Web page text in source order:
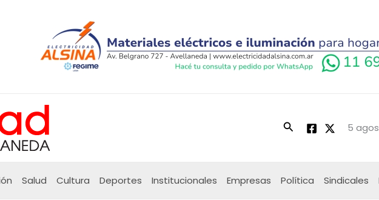
Buscar 5
Salud Cultura Deportes Institucionales Empresas Política Sindicales